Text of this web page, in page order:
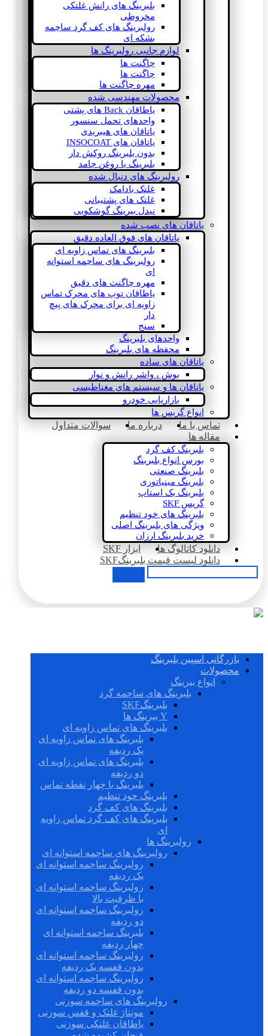
بلبرینگ های رانش غلتکی
مخروطی
رولبرینگ های کف گرد ساچمه
بشکه ای
لوازم جانبی رولبرینگ ها
چاگنت ها
چاگنت ها
مهره چاگنت ها
محصولات مهندسی شده
یاطاقان Back های پشتی
واحدهای تحمل سنسور
یاتاقان های هیبریدی
یاتاقان های INSOCOAT
بدون بلبرینگ روکش دار
بلبرینگ با روغن جامد
رولبرینگ های دنبال شده
غلتک بادامک
غلتک های پشتیبانی
نیدل بیرینگ گوشکوبی
یاتاقان های نصب شده
یاتاقان های فوق العاده دقیق
بلبرینگ های تماس زاویه ای
رولبرینگ های ساچمه استوانه
ای
مهره چاگنت های دقیق
یاطاقان توپ های محرک تماس
زاویه ای برای محرک های پیچ
دار
سنج
واحدهای بلبرینگ
محفظه های بلبرینگ
یاتاقان های ساده
بوش ، واشر رانش و نوار
یاتاقان ها و سیستم های مغناطیسی
بازاریابی خودرو
انواع گریس ها
تماس با ما درباره ما
سوالات متداول
مقاله ها
بلبرینگ کف گرد
بورس انواع بلبرینگ
بلبرینگ صنعتی
بلبرینگ مینیاتوری
بلبرینگ بک استاپ
گریس SKF
بلبرینگ های خود تنظیم
ویژگی های بلبرینگ اصلی
خرید بلبرینگ ارزان
دانلود کاتالوگ ها
ابزار SKF
دانلود لیست قیمت بلبرینگSKF
بازرگانی اسپین بلبرینگ
محصولات
انواع بیرینگ
بلبرینگ های ساچمه گرد
بلبرینگSKF
Y بیرینگ ها
بلبرینگ های تماس زاویه ای
بلبرینگ های تماس زاویه ای
یک ردیفه
بلبرینگ های تماس زاویه ای
دو ردیفه
بلبرینگ با چهار نقطه تماس
بلبرینگ خود تنظیم
بلبرینگ های کف گرد
بلبرینگ های کف گرد تماس زاویه
ای
رولبرینگ ها
رولبرینگ های ساچمه استوانه ای
رولبرینگ ساچمه استوانه ای
یک ردیفه
رولبرینگ ساچمه استوانه ای
با ظرفیت بالا
رولبرینگ ساچمه استوانه ای
دو ردیفه
بلبرینگ ساچمه استوانه ای
چهار ردیفه
رولبرینگ ساچمه استوانه ای
بدون قفسه یک ردیفه
رولبرینگ ساچمه استوانه ای
بدون قفسه دو ردیفه
رولبرینگ های ساچمه سوزنی
مونتاژ غلتک و قفس سوزنی
یاطاقان غلتکی سوزنی